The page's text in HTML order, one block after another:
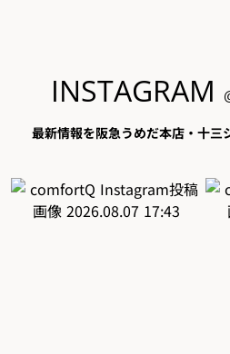
INSTAGRAM
最新情報を阪急うめだ本店・十三